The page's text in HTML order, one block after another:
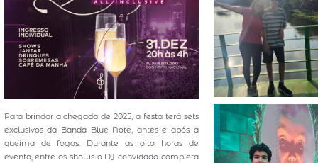
Para brindar a chegada de 2025, a festa terá sets
exclusivos da Banda Blue Note, antes e após a
queima de fogos. Durante as oito horas de
evento, entre os shows o DJ convidado completa